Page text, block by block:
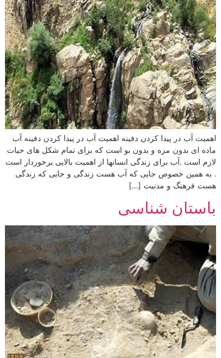
اهمیت آب در پیدا کردن دفینه اهمیت آب در پیدا کردن دفینه آب
ماده ای بدون مزه و بدون بو است که برای تمام شکل های حیات
لازم است .آب برای زندگی انسانها از اهمیت بالایی برخوردار است
. به همین خصوص جایی که آب هست زندگی و جایی که زندگی
هست فرهنگ و مدنیت […]
باستان شناسی